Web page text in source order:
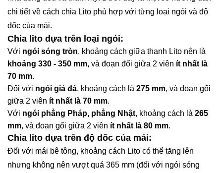
chi tiết về cách chia Lito phù hợp với từng loại ngói và độ
dốc của mái.
Chia lito dựa trên loại ngói:
Với ngói sóng tròn, khoảng cách giữa thanh Lito nên là
khoảng 330 - 350 mm, và đoạn đối giữa 2 viên ít nhất là
70 mm.
Đối với ngói giả đá, khoảng cách là 275 mm, và đoạn gối
giữa 2 viên ít nhất là 70 mm.
Với ngói phẳng Pháp, phẳng Nhật, khoảng cách là 265
mm, và đoạn gối giữa 2 viên ít nhất là 80 mm.
Chia lito dựa trên độ dốc của mái:
Đối với mái bê tông, khoảng cách Lito có thể tăng lên
nhưng không nên vượt quá 365 mm (đối với ngói sóng